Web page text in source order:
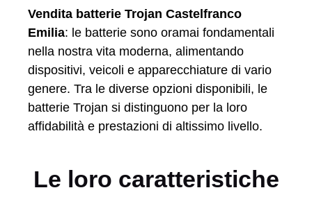
Vendita batterie Trojan Castelfranco
Emilia: le batterie sono oramai fondamentali
nella nostra vita moderna, alimentando
dispositivi, veicoli e apparecchiature di vario
genere. Tra le diverse opzioni disponibili, le
batterie Trojan si distinguono per la loro
affidabilità e prestazioni di altissimo livello.
Le loro caratteristiche